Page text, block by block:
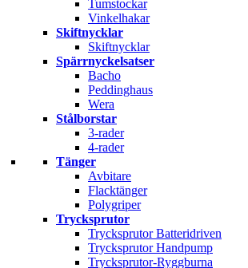
Tumstockar
Vinkelhakar
Skiftnycklar
Skiftnycklar
Spärrnyckelsatser
Bacho
Peddinghaus
Wera
Stålborstar
3-rader
4-rader
Tänger
Avbitare
Flacktänger
Polygriper
Trycksprutor
Trycksprutor Batteridriven
Trycksprutor Handpump
Trycksprutor-Ryggburna